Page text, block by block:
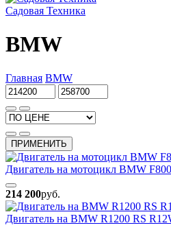
Садовая Техника
BMW
Главная BMW
ПРИМЕНИТЬ
Двигатель на мотоцикл BMW
214 200руб.
Двигатель на BMW R1200 RS